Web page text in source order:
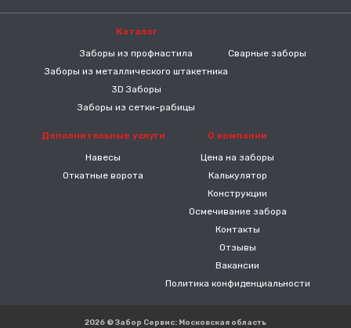
Каталог
Заборы из профнастила
Заборы из металлического штакетника
3D Заборы
Заборы из сетки-рабицы
Сварные заборы
Дополнительные услуги
Навесы
Откатные ворота
О компании
Цена на заборы
Калькулятор
Конструкции
Осмечивание забора
Контакты
Отзывы
Вакансии
Политика конфиденциальности
2026 © Забор Сервис: Московская область